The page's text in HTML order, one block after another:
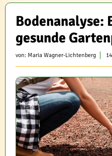
Bodenanalyse:
gesunde
von: Maria Wagner-Lichtenberg